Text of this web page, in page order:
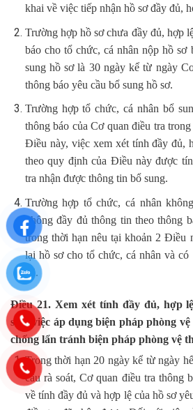
khai về việc tiếp nhận hồ sơ đầy đủ,
Trường hợp hồ sơ chưa đầy đủ, hợp
báo cho tổ chức, cá nhân nộp hồ sơ
sung hồ sơ là 30 ngày kể từ ngày
thông báo yêu cầu bổ sung hồ sơ.
Trường hợp tổ chức, cá nhân bổ
thông báo của Cơ quan điều tra
Điều này, việc xem xét tính đầy đủ,
theo quy định của Điều này được
tra nhận được thông tin bổ sung.
Trường hợp tổ chức, cá nhân
không đầy đủ thông tin theo thông
trong thời hạn nêu tại khoản 2 Điều
lại hồ sơ cho tổ chức, cá nhân và
lại.
Điều 21. Xem xét tính đầy đủ, hợp
soát việc áp dụng biện pháp phòng
chống lẩn tránh biện pháp phòng vệ
Trong thời hạn 20 ngày kể từ ngày
cầu rà soát, Cơ quan điều tra thông
về tính đầy đủ và hợp lệ của hồ sơ